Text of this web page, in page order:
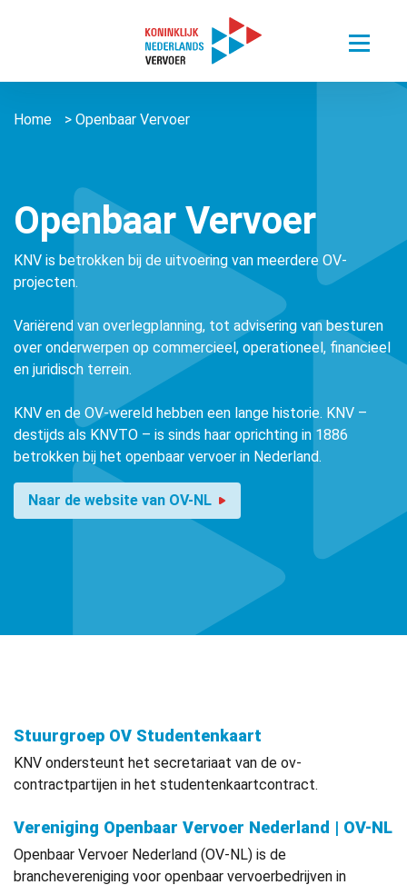
Toggle
belang van personenvervoer
en Taxi
Vervoer
Mobility
Over ons
ons
us ǀ English
worden
Agenda
Kennisportaal
en Taxi
Vervoer
Contact
Lid worden
Home > Openbaar Vervoer
Openbaar Vervoer
KNV is betrokken bij de uitvoering van meerdere OV-
projecten.
Variërend van overlegplanning, tot advisering van besturen
over onderwerpen op commercieel, operationeel, financieel
en juridisch terrein.
KNV en de OV-wereld hebben een lange historie. KNV –
destijds als KNVTO – is sinds haar oprichting in 1886
betrokken bij het openbaar vervoer in Nederland.
Naar de website van OV-NL
Stuurgroep OV Studentenkaart
KNV ondersteunt het secretariaat van de ov-
contractpartijen in het studentenkaartcontract.
Vereniging Openbaar Vervoer Nederland | OV-NL
Openbaar Vervoer Nederland (OV-NL) is de
branchevereniging voor openbaar vervoerbedrijven in